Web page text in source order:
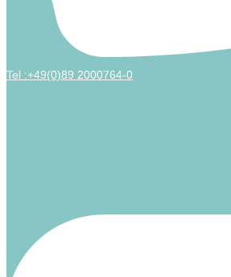
Tel :+49(0)89 2000764-0